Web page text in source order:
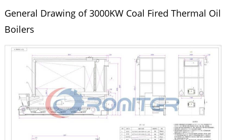
General Drawing of 3000KW Coal Fired Thermal Oil
Boilers